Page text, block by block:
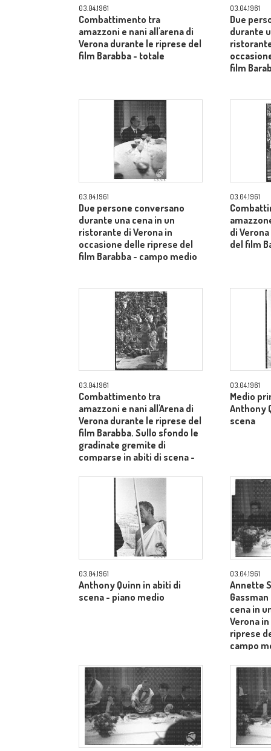
03.04.1961
Combattimento tra
amazzoni e nani all'arena di
Verona durante le riprese del
film Barabba - totale
03.04.1961
Due
durante
film
03.04.1961
Due persone conversano
durante una cena in un
ristorante di Verona in
occasione delle riprese del
film Barabba - campo medio
03.04.1961
di
del film
03.04.1961
Combattimento tra
amazzoni e nani all'Arena di
Verona durante le riprese del
film Barabba. Sullo sfondo le
gradinate gremite di
comparse in abiti di scena -
03.04.1961
Medio
Anthony
scena
03.04.1961
Anthony Quinn in abiti di
scena - piano medio
03.04.1961
Annette
cena in
Verona
riprese
campo